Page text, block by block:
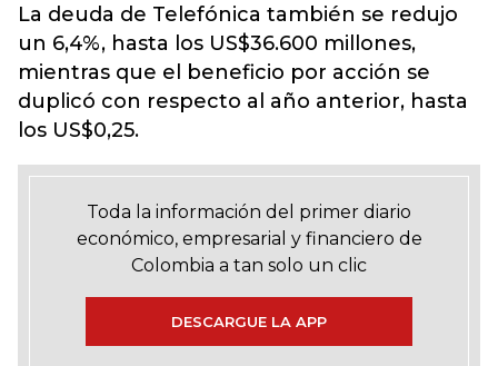
La deuda de Telefónica también se redujo
un 6,4%, hasta los US$36.600 millones,
mientras que el beneficio por acción se
duplicó con respecto al año anterior, hasta
los US$0,25.
Toda la información del primer diario
económico, empresarial y financiero de
Colombia a tan solo un clic
DESCARGUE LA APP